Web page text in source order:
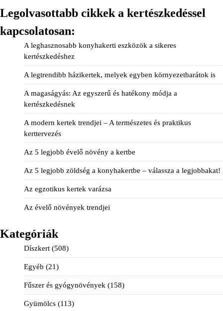
Legolvasottabb cikkek a kertészkedéssel
kapcsolatosan:
A leghasznosabb konyhakerti eszközök a sikeres
kertészkedéshez
A legtrendibb házikertek, melyek egyben környezetbarátok is
A magaságyás: Az egyszerű és hatékony módja a
kertészkedésnek
A modern kertek trendjei – A természetes és praktikus
kerttervezés
Az 5 legjobb évelő növény a kertbe
Az 5 legjobb zöldség a konyhakertbe – válassza a legjobbakat!
Az egzotikus kertek varázsa
Az évelő növények trendjei
Kategóriák
Díszkert (508)
Egyéb (21)
Fűszer és gyógynövények (158)
Gyümölcs (113)